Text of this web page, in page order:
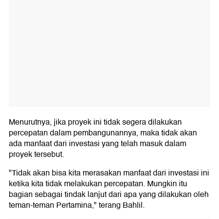
Menurutnya, jika proyek ini tidak segera dilakukan
percepatan dalam pembangunannya, maka tidak akan
ada manfaat dari investasi yang telah masuk dalam
proyek tersebut.
"Tidak akan bisa kita merasakan manfaat dari investasi ini
ketika kita tidak melakukan percepatan. Mungkin itu
bagian sebagai tindak lanjut dari apa yang dilakukan oleh
teman-teman Pertamina," terang Bahlil.